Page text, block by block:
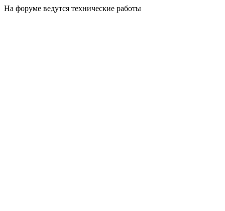
На форуме ведутся технические работы